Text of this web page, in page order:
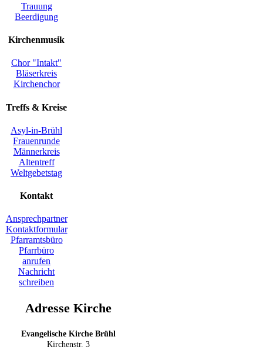
Trauung
Beerdigung
Kirchenmusik
Chor "Intakt"
Bläserkreis
Kirchenchor
Treffs & Kreise
Asyl-in-Brühl
Frauenrunde
Männerkreis
Altentreff
Weltgebetstag
Kontakt
Ansprechpartner
Kontaktformular
Pfarramtsbüro
Pfarrbüro
anrufen
Nachricht
schreiben
Adresse Kirche
Evangelische Kirche Brühl
Kirchenstr. 3